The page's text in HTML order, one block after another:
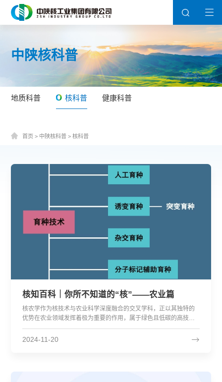
中陕核科普
地质科普 核科普 健康科普
首页> 中陕核科普> 核科普
核知百科｜你所不知道的“核”——农业篇
核农学作为核技术与农业科学深度融合的交叉学科，正以其独特的
优势在农业领域发挥着极为重要的作用，属于绿色且低碳的高技术
范畴，为农业现代化进程注入强大动力。
2024-11-20